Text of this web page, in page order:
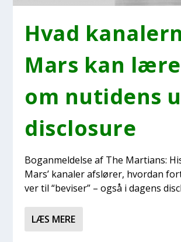
Hvad
Mars kan
om nuti­dens
disclo­su­re
Bogan­mel­del­se af The Mar­ti­ans:
Mars’ kana­ler afslø­rer, hvor­dan
ver til “bevi­ser” – også i dagens
LÆS MERE